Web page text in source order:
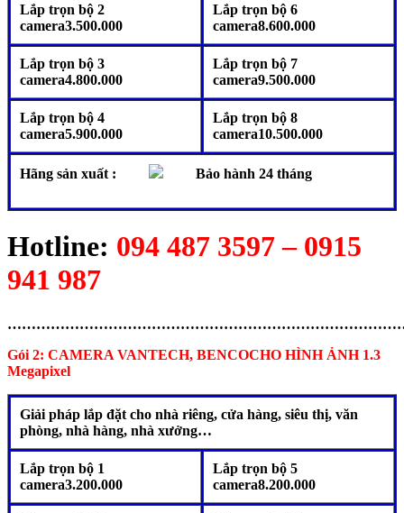
Lắp trọn bộ 2
camera3.500.000
Lắp trọn bộ 6
camera8.600.000
Lắp trọn bộ 3
camera4.800.000
Lắp trọn bộ 7
camera9.500.000
Lắp trọn bộ 4
camera5.900.000
Lắp trọn bộ 8
camera10.500.000
Hãng sản xuất : Bảo hành 24 tháng
Hotline: 094 487 3597 – 0915
941 987
Gói 2: CAMERA VANTECH, BENCOCHO HÌNH ẢNH 1.3
Megapixel
Giải pháp lắp đặt cho nhà riêng, cửa hàng, siêu thị, văn
phòng, nhà hàng, nhà xưởng…
Lắp trọn bộ 1
camera3.200.000
Lắp trọn bộ 5
camera8.200.000